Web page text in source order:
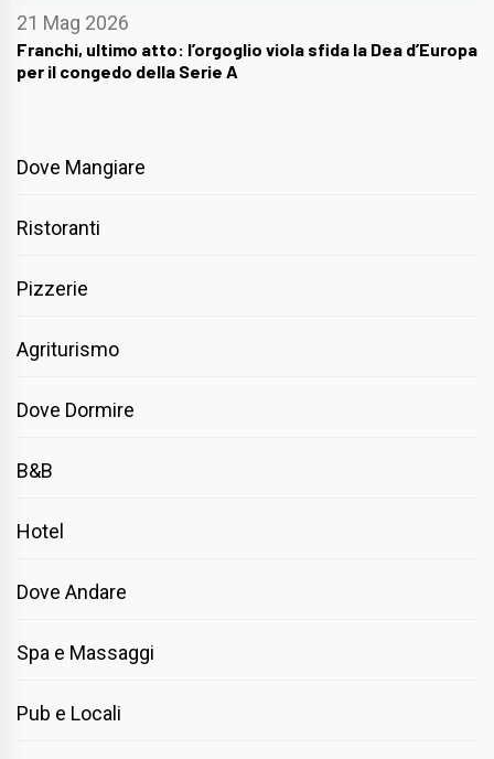
21 Mag 2026
Franchi, ultimo atto: l’orgoglio viola sfida la Dea d’Europa
per il congedo della Serie A
Dove Mangiare
Ristoranti
Pizzerie
Agriturismo
Dove Dormire
B&B
Hotel
Dove Andare
Spa e Massaggi
Pub e Locali